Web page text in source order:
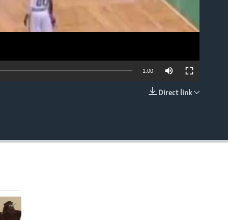
1:00
Direct link